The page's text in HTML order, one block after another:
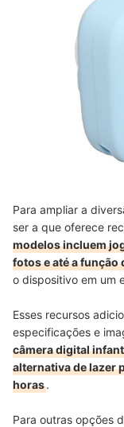
Para ampliar a
ser a que oferece
modelos incluem
fotos e até a função
o dispositivo em um
Esses recursos
especificações e
câmera digital
alternativa de lazer
horas.
Para outras opções